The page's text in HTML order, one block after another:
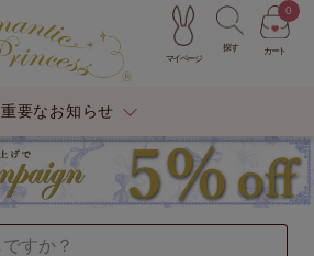
マイページ
探す カート
0
重要なお知らせ